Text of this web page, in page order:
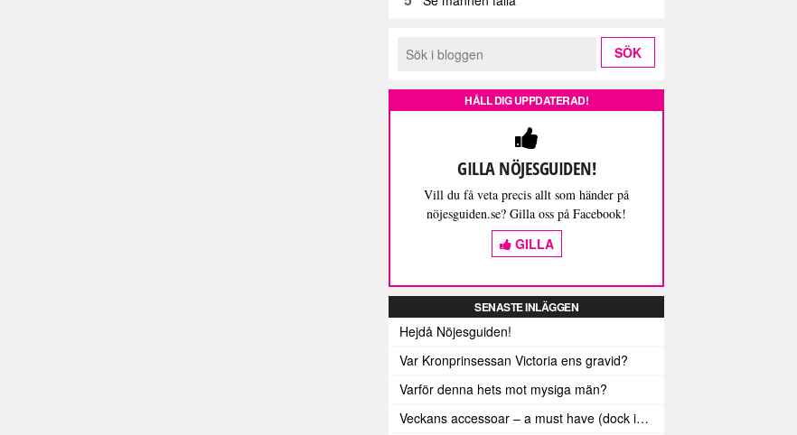
HÅLL DIG UPPDATERAD!
GILLA NÖJESGUIDEN!
Vill du få veta precis allt som händer på
nöjesguiden.se? Gilla oss på Facebook!
GILLA
SENASTE INLÄGGEN
Hejdå Nöjesguiden!
Var Kronprinsessan Victoria ens gravid?
Varför denna hets mot mysiga män?
Veckans accessoar – a must have (dock inte älskad av alla)